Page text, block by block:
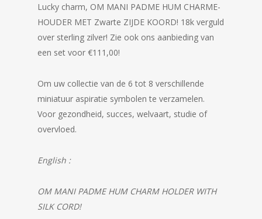
Lucky charm, OM MANI PADME HUM CHARME-
HOUDER MET Zwarte ZIJDE KOORD! 18k verguld
over sterling zilver! Zie ook ons aanbieding van
een set voor €111,00!
Om uw collectie van de 6 tot 8 verschillende
miniatuur aspiratie symbolen te verzamelen.
Voor gezondheid, succes, welvaart, studie of
overvloed.
English :
OM MANI PADME HUM CHARM HOLDER WITH
SILK CORD!